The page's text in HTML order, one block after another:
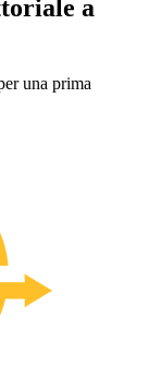
a
una prima